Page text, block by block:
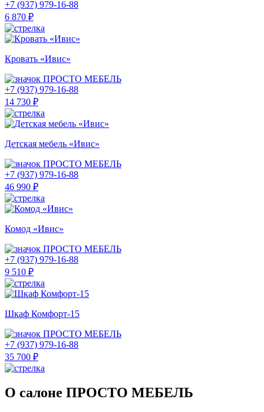
+7 (937) 979-16-88
6 870 ₽
Кровать «Ивис»
ПРОСТО МЕБЕЛЬ
+7 (937) 979-16-88
14 730 ₽
Детская мебель «Ивис»
ПРОСТО МЕБЕЛЬ
+7 (937) 979-16-88
46 990 ₽
Комод «Ивис»
ПРОСТО МЕБЕЛЬ
+7 (937) 979-16-88
9 510 ₽
Шкаф Комфорт-15
ПРОСТО МЕБЕЛЬ
+7 (937) 979-16-88
35 700 ₽
О салоне ПРОСТО МЕБЕЛЬ